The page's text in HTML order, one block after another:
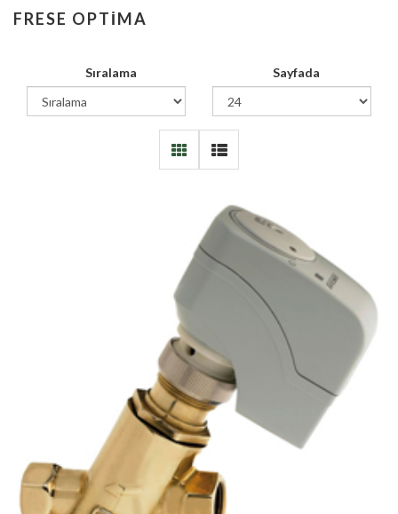
FRESE OPTIMA
Sıralama Sayfada